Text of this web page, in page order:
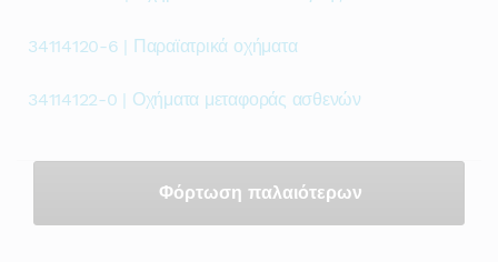
34114120-6 | Παραϊατρικά οχήματα
34114122-0 | Οχήματα μεταφοράς ασθενών
Φόρτωση παλαιότερων